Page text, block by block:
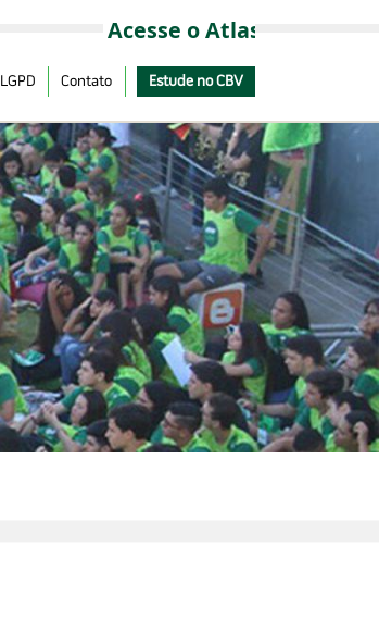
LGPD Contato Estude no CBV